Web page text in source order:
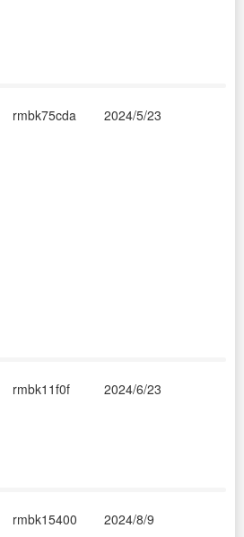
rmbk75cda 2024/5/23
rmbk11f0f 2024/6/23
rmbk15400 2024/8/9